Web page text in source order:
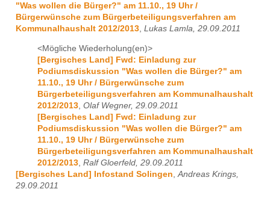
"Was wollen die Bürger?" am 11.10., 19 Uhr /
Bürgerwünsche zum Bürgerbeteiligungsverfahren am
Kommunalhaushalt 2012/2013, Lukas Lamla, 29.09.2011
<Mögliche Wiederholung(en)>
[Bergisches Land] Fwd: Einladung zur
Podiumsdiskussion "Was wollen die Bürger?" am
11.10., 19 Uhr / Bürgerwünsche zum
Bürgerbeteiligungsverfahren am Kommunalhaushalt
2012/2013 Olaf Wegner, 29.09.2011
[Bergisches Land] Fwd: Einladung zur
Podiumsdiskussion "Was wollen die Bürger?" am
11.10., 19 Uhr / Bürgerwünsche zum
Bürgerbeteiligungsverfahren am Kommunalhaushalt
2012/2013 Ralf Gloerfeld, 29.09.2011
[Bergisches Land] Infostand Solingen Andreas Krings,
29.09.2011